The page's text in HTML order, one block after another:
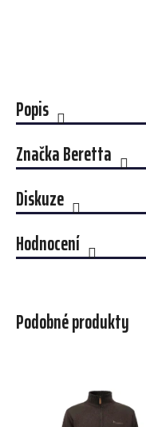
Popis
ZnačkaBeretta
Diskuze
Hodnocení
Podobné produkty